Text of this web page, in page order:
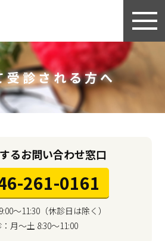
受診される方へ
るお問い合わせ窓口
261-0161
〜11:30（休診日は除く）
月〜土 8:30〜11:00